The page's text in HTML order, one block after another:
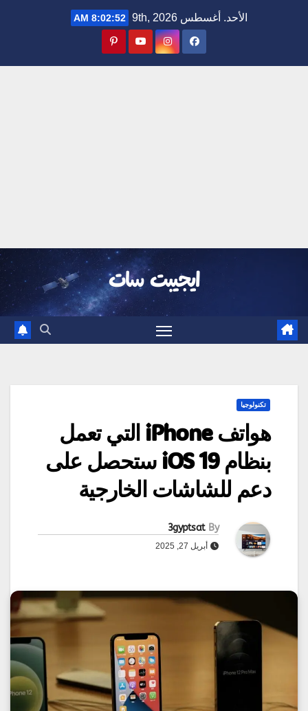
الأحد. أغسطس 9th, 2026 8:02:53 AM
ايجيبت سات
تكنولوجيا
هواتف iPhone التي تعمل
بنظام iOS 19 ستحصل على
دعم للشاشات الخارجية
By
3gyptsat
أبريل 27, 2025